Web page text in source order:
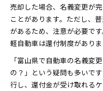
売却した場合、名義変更が
ことがあります。ただし、
があるため、注意が必要で
軽自動車は還付制度がありま
「富山県で自動車の名義変
の？」という疑問も多いで
行し、還付金が受け取れる